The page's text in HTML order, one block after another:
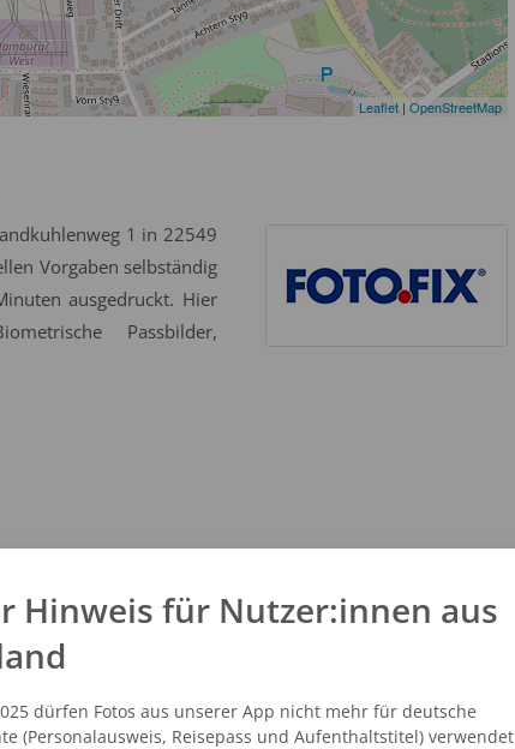
Leaflet | OpenStreetMap
1 in 22549
Vorgaben selbständig
ausgedruckt. Hier
Passbilder,
Hinweis für Nutzer:innen aus
dürfen Fotos aus unserer App nicht mehr für deutsche
(Personalausweis, Reisepass und Aufenthaltstitel) verwendet